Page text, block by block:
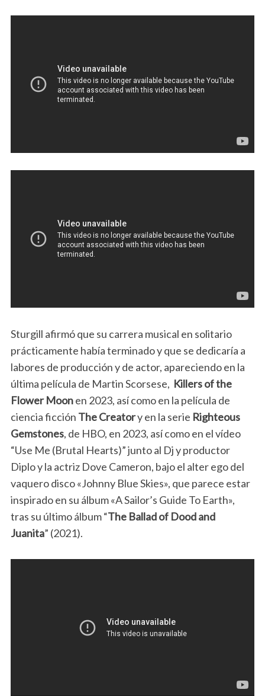
Sturgill afirmó que su carrera musical en solitario
prácticamente había terminado y que se dedicaría a
labores de producción y de actor, apareciendo en la
última película de Martin Scorsese, Killers of the
Flower Moonen 2023, así como en la película de
ciencia ficción The Creatory en la serie Righteous
Gemstones, de HBO, en 2023, así como en el vídeo
“Use Me (Brutal Hearts)” junto al Dj y productor
Diplo y la actriz Dove Cameron, bajo el alter ego del
vaquero disco «Johnny Blue Skies», que parece estar
inspirado en su álbum «A Sailor’s Guide To Earth»,
tras su último álbum “The Ballad of Dood and
Juanita” (2021).